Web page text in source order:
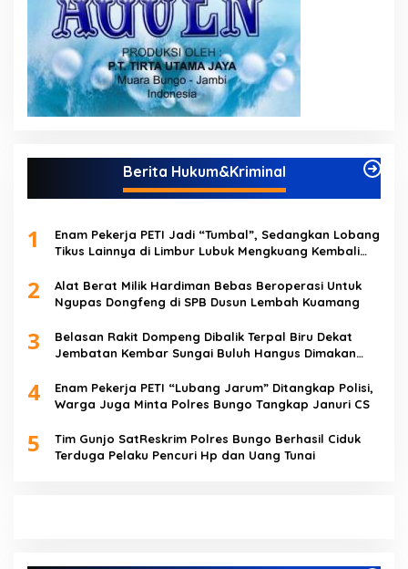
Berita Hukum&Kriminal
1
Enam Pekerja PETI Jadi “Tumbal”, Sedangkan Lobang
Tikus Lainnya di Limbur Lubuk Mengkuang Kembali
2
Alat Berat Milik Hardiman Bebas Beroperasi Untuk
Ngupas Dongfeng di SPB Dusun Lembah Kuamang
3
Belasan Rakit Dompeng Dibalik Terpal Biru Dekat
Jembatan Kembar Sungai Buluh Hangus Dimakan
4
Enam Pekerja PETI “Lubang Jarum” Ditangkap Polisi,
Warga Juga Minta Polres Bungo Tangkap Januri CS
5
Tim Gunjo SatReskrim Polres Bungo Berhasil Ciduk
Terduga Pelaku Pencuri Hp dan Uang Tunai